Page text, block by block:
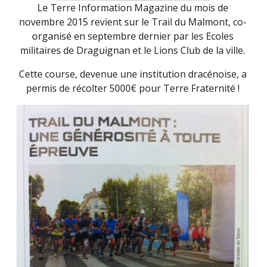
Le Terre Information Magazine du mois de
novembre 2015 revient sur le Trail du Malmont, co-
organisé en septembre dernier par les Ecoles
militaires de Draguignan et le Lions Club de la ville.
Cette course, devenue une institution dracénoise, a
permis de récolter 5000€ pour Terre Fraternité !